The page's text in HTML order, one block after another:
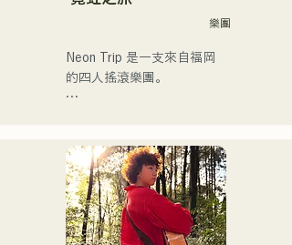
樂團
Neon Trip 是一支來自福岡
的四人搖滾樂團。
Trip」。
由主唱兼吉他手神谷雄馬傾
情演繹的懷舊歌曲，將流行
搖滾的精髓淋漓盡致地展現